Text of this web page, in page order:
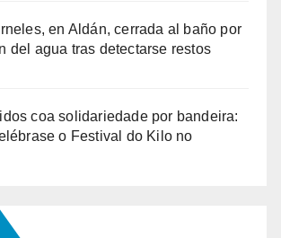
en Aldán, cerrada al baño por
del agua tras detectarse restos
coa solidariedade por bandeira:
o Festival do Kilo no